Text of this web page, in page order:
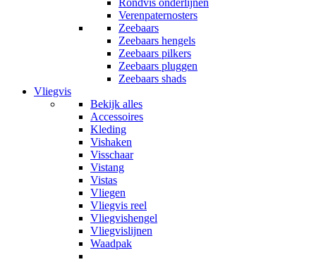
Rondvis onderlijnen
Verenpaternosters
Zeebaars
Zeebaars hengels
Zeebaars pilkers
Zeebaars pluggen
Zeebaars shads
Vliegvis
Bekijk alles
Accessoires
Kleding
Vishaken
Visschaar
Vistang
Vistas
Vliegen
Vliegvis reel
Vliegvishengel
Vliegvislijnen
Waadpak